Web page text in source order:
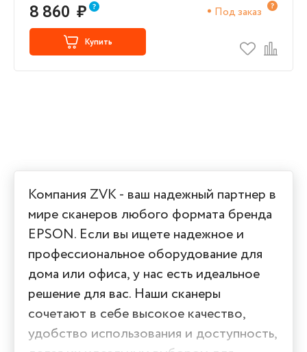
8 860 ₽ Под заказ
Купить
Компания ZVK - ваш надежный партнер в
мире сканеров любого формата бренда
EPSON. Если вы ищете надежное и
профессиональное оборудование для
дома или офиса, у нас есть идеальное
решение для вас. Наши сканеры
сочетают в себе высокое качество,
удобство использования и доступность,